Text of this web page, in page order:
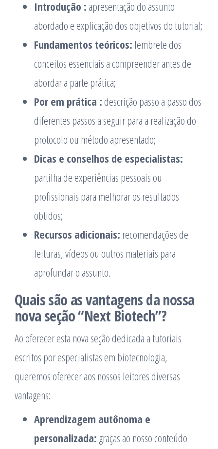
Introdução : apresentação do assunto
abordado e explicação dos objetivos do tutorial;
Fundamentos teóricos: lembrete dos
conceitos essenciais a compreender antes de
abordar a parte prática;
Por em prática : descrição passo a passo dos
diferentes passos a seguir para a realização do
protocolo ou método apresentado;
Dicas e conselhos de especialistas:
partilha de experiências pessoais ou
profissionais para melhorar os resultados
obtidos;
Recursos adicionais: recomendações de
leituras, vídeos ou outros materiais para
aprofundar o assunto.
Quais são as vantagens da nossa
nova seção “Next Biotech”?
Ao oferecer esta nova seção dedicada a tutoriais
escritos por especialistas em biotecnologia,
queremos oferecer aos nossos leitores diversas
vantagens:
Aprendizagem autônoma e
personalizada: graças ao nosso conteúdo